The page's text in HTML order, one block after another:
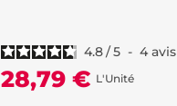
4.8/5 - 4 avis
28,79 € L'Unité